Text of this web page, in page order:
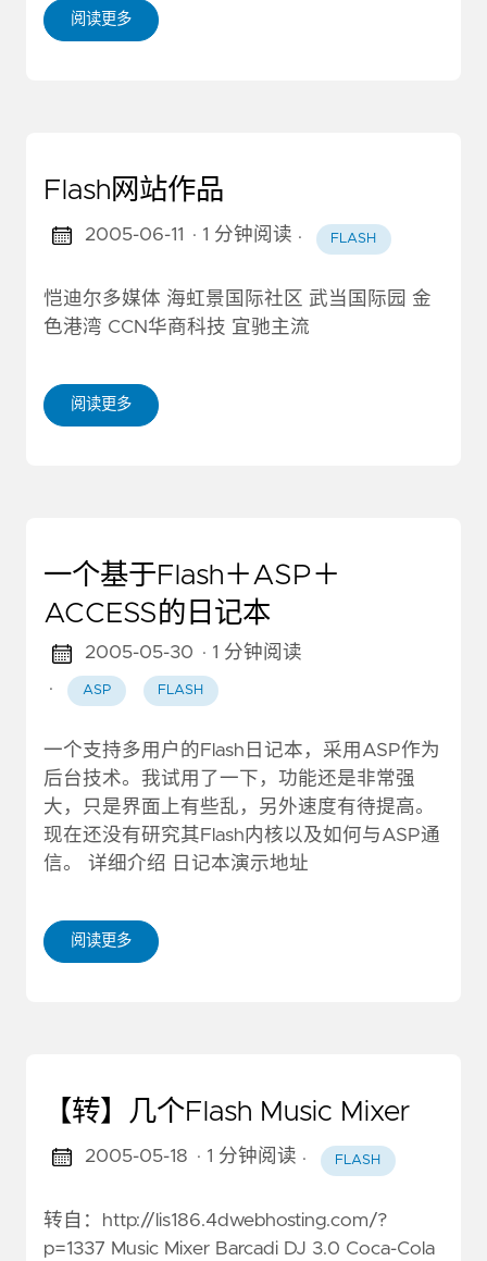
阅读更多
Flash网站作品
2005-06-11 · 1 分钟阅读 · FLASH
恺迪尔多媒体 海虹景国际社区 武当国际园 金
色港湾 CCN华商科技 宜驰主流
阅读更多
一个基于Flash＋ASP＋
ACCESS的日记本
2005-05-30 · 1 分钟阅读
·
ASP FLASH
一个支持多用户的Flash日记本，采用ASP作为
后台技术。我试用了一下，功能还是非常强
大，只是界面上有些乱，另外速度有待提高。
现在还没有研究其Flash内核以及如何与ASP通
信。 详细介绍 日记本演示地址
阅读更多
【转】几个Flash Music Mixer
2005-05-18 · 1 分钟阅读 · FLASH
转自：http://lis186.4dwebhosting.com/?
p=1337 Music Mixer Barcadi DJ 3.0 Coca-Cola